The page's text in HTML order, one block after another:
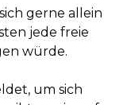
gerne allein
jede freie
würde.
um sich